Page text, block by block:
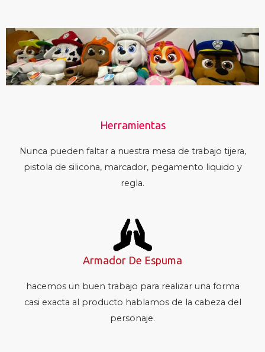
Herramientas
Nunca pueden faltar a nuestra mesa de trabajo tijera,
pistola de silicona, marcador, pegamento liquido y
regla.
Armador De Espuma
hacemos un buen trabajo para realizar una forma
casi exacta al producto hablamos de la cabeza del
personaje.